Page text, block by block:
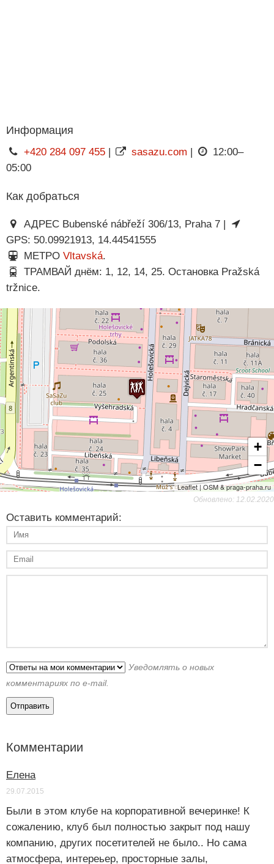
Информация
+420 284 097 455| sasazu.com |
12:00–
05:00
Как добраться
АДРЕС Bubenské nábřeží 306/13, Praha 7 |
GPS: 50.09921913, 14.44541555
МЕТРО Vltavská.
ТРАМВАЙ днём: 1, 12, 14, 25. Остановка Pražská
tržnice.
+
−
Leaflet | OSM & praga-praha.ru
Обновлено: 12.02.2020
Оставить комментарий:
Уведомлять о новых
комментариях по e-mail.
Комментарии
Елена
29.07.2015
Были в этом клубе на корпоративной вечеринке! К
сожалению, клуб был полностью закрыт под нашу
компанию, других посетителей не было.. Но сама
атмосфера, интереьер, просторные залы,